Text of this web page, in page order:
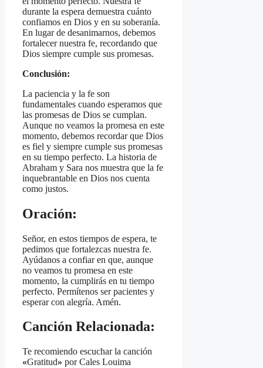
durante la espera demuestra cuánto
confiamos en Dios y en su soberanía.
En lugar de desanimarnos, debemos
fortalecer nuestra fe, recordando que
Dios siempre cumple sus promesas.
Conclusión:
La paciencia y la fe son
fundamentales cuando esperamos que
las promesas de Dios se cumplan.
Aunque no veamos la promesa en este
momento, debemos recordar que Dios
es fiel y siempre cumple sus promesas
en su tiempo perfecto. La historia de
Abraham y Sara nos muestra que la fe
inquebrantable en Dios nos cuenta
como justos.
Oración:
Señor, en estos tiempos de espera, te
pedimos que fortalezcas nuestra fe.
Ayúdanos a confiar en que, aunque
no veamos tu promesa en este
momento, la cumplirás en tu tiempo
perfecto. Permítenos ser pacientes y
esperar con alegría. Amén.
Canción Relacionada:
Te recomiendo escuchar la canción
«Gratitud» por Cales Louima